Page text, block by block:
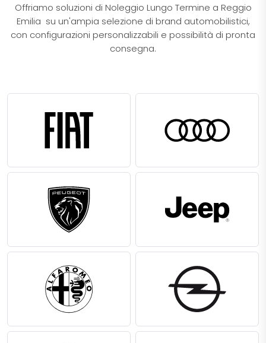
Offriamo soluzioni di Noleggio Lungo Termine a Reggio
Emilia su un'ampia selezione di brand automobilistici,
con configurazioni personalizzabili e possibilità di pronta
consegna.​​